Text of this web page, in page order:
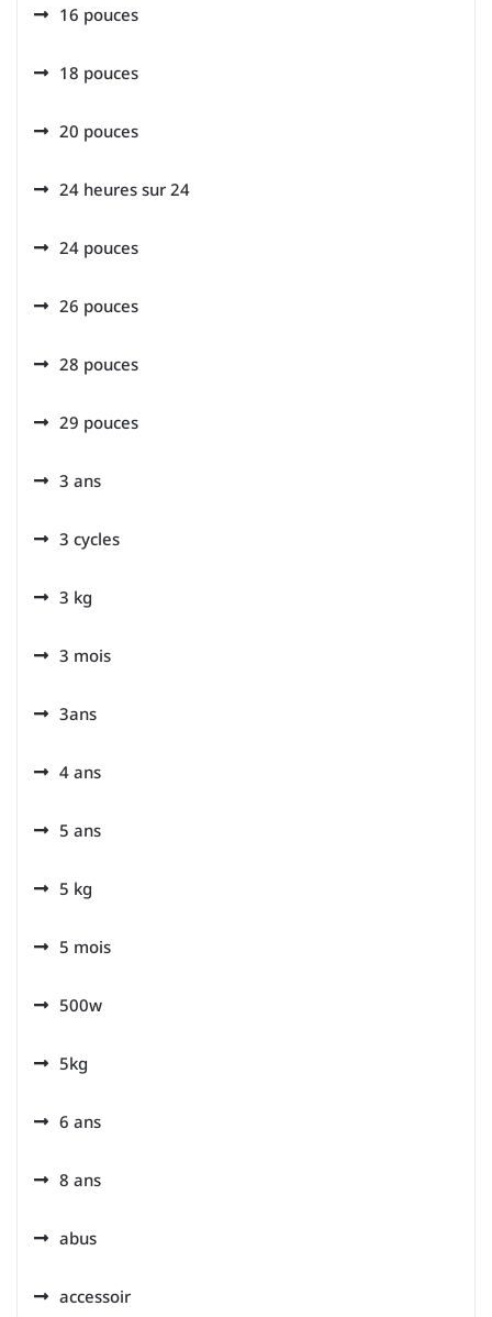
16 pouces
18 pouces
20 pouces
24 heures sur 24
24 pouces
26 pouces
28 pouces
29 pouces
3 ans
3 cycles
3 kg
3 mois
3ans
4 ans
5 ans
5 kg
5 mois
500w
5kg
6 ans
8 ans
abus
accessoir